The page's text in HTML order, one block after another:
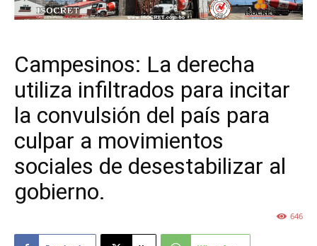
Campesinos: La derecha
utiliza infiltrados para incitar
la convulsión del país para
culpar a movimientos
sociales de desestabilizar al
gobierno.
646